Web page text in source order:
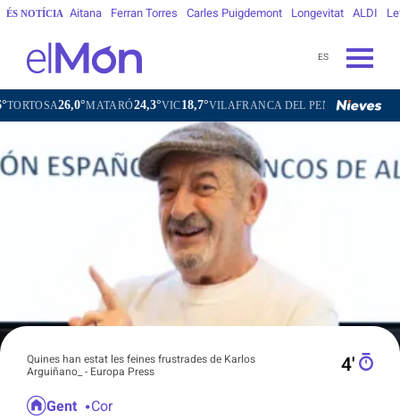
ÉS NOTÍCIA Aitana Ferran Torres Carles Puigdemont Longevitat ALDI
ES
MATARÓ24,3°VIC18,7°VILAFRANCA DEL PENEDÈS21,4° VILANOVA I LA
Quines han estat les feines frustrades de Karlos
Arguiñano_ - Europa Press
4′
Gent Cor